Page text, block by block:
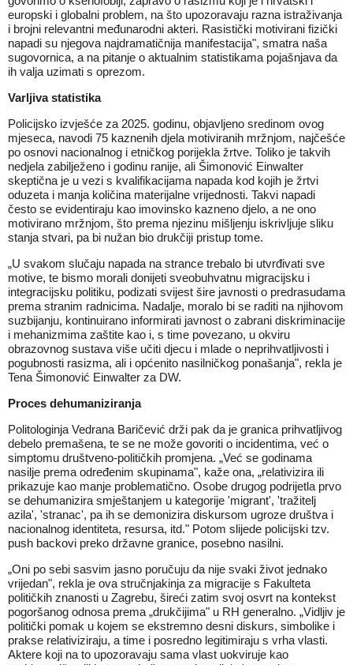
europski i globalni problem, na što upozoravaju razna istraživanja
i brojni relevantni međunarodni akteri. Rasistički motivirani fizički
napadi su njegova najdramatičnija manifestacija", smatra naša
sugovornica, a na pitanje o aktualnim statistikama pojašnjava da
ih valja uzimati s oprezom.
Varljiva statistika
Policijsko izvješće za 2025. godinu, objavljeno sredinom ovog
mjeseca, navodi 75 kaznenih djela motiviranih mržnjom, najčešće
po osnovi nacionalnog i etničkog porijekla žrtve. Toliko je takvih
nedjela zabilježeno i godinu ranije, ali Šimonović Einwalter
skeptična je u vezi s kvalifikacijama napada kod kojih je žrtvi
oduzeta i manja količina materijalne vrijednosti. Takvi napadi
često se evidentiraju kao imovinsko kazneno djelo, a ne ono
motivirano mržnjom, što prema njezinu mišljenju iskrivljuje sliku
stanja stvari, pa bi nužan bio drukčiji pristup tome.
„U svakom slučaju napada na strance trebalo bi utvrđivati sve
motive, te bismo morali donijeti sveobuhvatnu migracijsku i
integracijsku politiku, podizati svijest šire javnosti o predrasudama
prema stranim radnicima. Nadalje, moralo bi se raditi na njihovom
suzbijanju, kontinuirano informirati javnost o zabrani diskriminacije
i mehanizmima zaštite kao i, s time povezano, u okviru
obrazovnog sustava više učiti djecu i mlade o neprihvatljivosti i
pogubnosti rasizma, ali i općenito nasilničkog ponašanja", rekla je
Tena Šimonović Einwalter za DW.
Proces dehumaniziranja
Politologinja Vedrana Baričević drži pak da je granica prihvatljivog
debelo premašena, te se ne može govoriti o incidentima, već o
simptomu društveno-političkih promjena. „Već se godinama
nasilje prema određenim skupinama", kaže ona, „relativizira ili
prikazuje kao manje problematično. Osobe drugog podrijetla prvo
se dehumanizira smještanjem u kategorije 'migrant', 'tražitelj
azila', 'stranac', pa ih se demonizira diskursom ugroze društva i
nacionalnog identiteta, resursa, itd." Potom slijede policijski tzv.
push backovi preko državne granice, posebno nasilni.
„Oni po sebi sasvim jasno poručuju da nije svaki život jednako
vrijedan", rekla je ova stručnjakinja za migracije s Fakulteta
političkih znanosti u Zagrebu, šireći zatim svoj osvrt na kontekst
pogoršanog odnosa prema „drukčijima" u RH generalno. „Vidljiv je
politički pomak u kojem se ekstremno desni diskurs, simbolike i
prakse relativiziraju, a time i posredno legitimiraju s vrha vlasti.
Aktere koji na to upozoravaju sama vlast uokviruje kao